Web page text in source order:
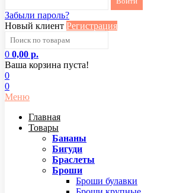
Забыли пароль?
Новый клиент Регистрация
0 0,00 р.
Ваша корзина пуста!
0
0
Меню
Главная
Товары
Бананы
Бигуди
Браслеты
Броши
Броши булавки